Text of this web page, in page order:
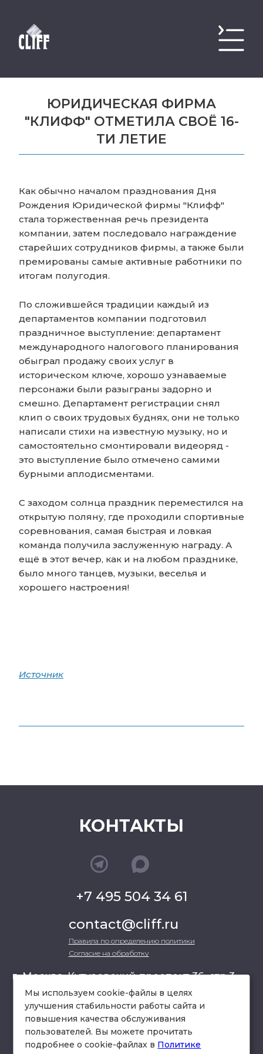
ЮРИДИЧЕСКАЯ ФИРМА
"КЛИФФ" ОТМЕТИЛА СВОЁ 16-
ТИ ЛЕТИЕ
Как обычно началом празднования Дня
Рождения Юридической фирмы "Клифф"
стала торжественная речь президента
компании, затем последовало награждение
старейших сотрудников фирмы, а также были
премированы самые активные работники по
итогам полугодия.
По сложившейся традиции каждый из
департаментов компании подготовил
праздничное выступление: департамент
международного налогового планирования
обыграл продажу своих услуг в
историческом ключе, хорошо узнаваемые
персонажи были разыграны задорно и
смешно. Департамент регистрации снял
клип о своих трудовых буднях, они не только
написали стихи на известную музыку, но и
самостоятельно смонтировали видеоряд -
это выступление было отмечено самими
бурными аплодисментами.
С заходом солнца праздник переместился на
открытую поляну, где проходили спортивные
соревнования, самая быстрая и ловкая
команда получила заслуженную награду. А
ещё в этот вечер, как и на любом празднике,
было много танцев, музыки, веселья и
хорошего настроения!
Источник
КОНТАКТЫ
+7 495 504 34 61
contact@cliff.ru
Правила по определению политики
Согласие на обработку
г. Москва, Кутузовский проспект 36, стр.3 ,
офис 301
схема проезда
Мы используем cookie-файлы в целях
улучшения стабильности работы сайта и
повышения качества обслуживания
пользователей. Вы можете прочитать
подробнее о cookie-файлах в Политике